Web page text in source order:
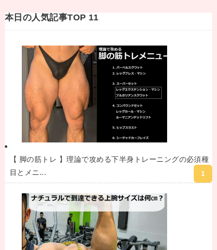
本日の人気記事TOP 11
【 脚の筋トレ 】理論で攻める下半身トレーニングの必須種
目とメニ...